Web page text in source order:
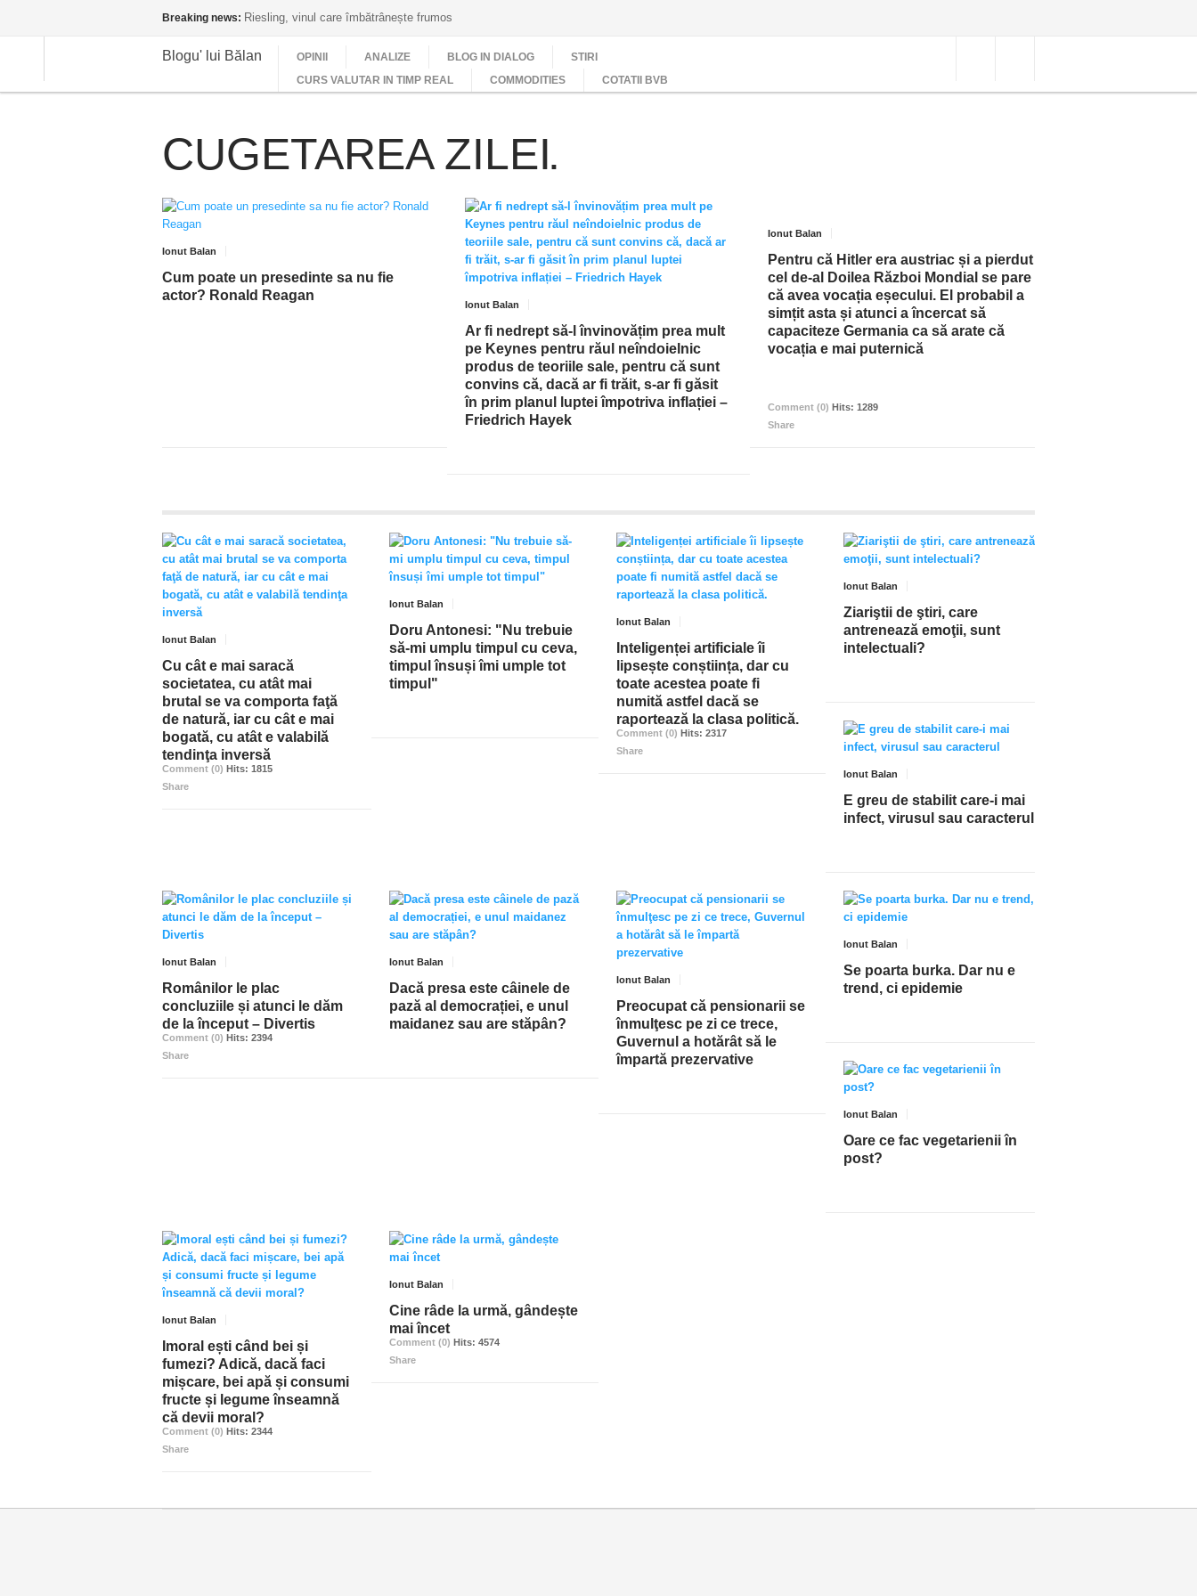
Breaking news: Riesling, vinul care îmbătrânește frumos
Blogu' lui Bălan OPINII ANALIZE BLOG IN DIALOG
STIRI
CURS VALUTAR IN TIMP REAL
COMMODITIES COTATII BVB
CUGETAREA ZILEI
Ionut Balan
Cum poate un presedinte sa nu fie
actor? Ronald Reagan
Ionut Balan
Ar fi nedrept să-l învinovățim prea mult
pe Keynes pentru răul neîndoielnic
produs de teoriile sale, pentru că sunt
convins că, dacă ar fi trăit, s-ar fi găsit
în prim planul luptei împotriva inflației –
Friedrich Hayek
Ionut Balan
Pentru că Hitler era austriac și a pierdut
cel de-al Doilea Război Mondial se pare
că avea vocația eșecului. El probabil a
simțit asta și atunci a încercat să
capaciteze Germania ca să arate că
vocația e mai puternică
Comment (0) Hits: 1289
Share
Ionut Balan
Cu cât e mai saracă
societatea, cu atât mai
brutal se va comporta faţă
de natură, iar cu cât e mai
bogată, cu atât e valabilă
tendinţa inversă
Comment (0) Hits: 1815
Share
Ionut Balan
Doru Antonesi: "Nu trebuie
să-mi umplu timpul cu ceva,
timpul însuși îmi umple tot
timpul"
Ionut Balan
Inteligenței artificiale îi
lipsește conștiința, dar cu
toate acestea poate fi
numită astfel dacă se
raportează la clasa politică.
Comment (0) Hits: 2317
Share
Ionut Balan
Ziariştii de ştiri, care
antrenează emoţii, sunt
intelectuali?
Ionut Balan
E greu de stabilit care-i mai
infect, virusul sau caracterul
Ionut Balan
Românilor le plac
concluziile și atunci le dăm
de la început – Divertis
Comment (0) Hits: 2394
Share
Ionut Balan
Dacă presa este câinele de
pază al democrației, e unul
maidanez sau are stăpân?
Ionut Balan
Preocupat că pensionarii se
înmulţesc pe zi ce trece,
Guvernul a hotărât să le
împartă prezervative
Ionut Balan
Se poarta burka. Dar nu e
trend, ci epidemie
Ionut Balan
Oare ce fac vegetarienii în
post?
Ionut Balan
Imoral ești când bei și
fumezi? Adică, dacă faci
mișcare, bei apă și consumi
fructe și legume înseamnă
că devii moral?
Comment (0) Hits: 2344
Share
Ionut Balan
Cine râde la urmă, gândește
mai încet
Comment (0) Hits: 4574
Share